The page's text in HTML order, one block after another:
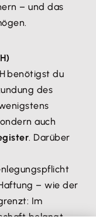
– und das
benötigst du
des
auch
. Darüber
– wie der
Im
belangt,